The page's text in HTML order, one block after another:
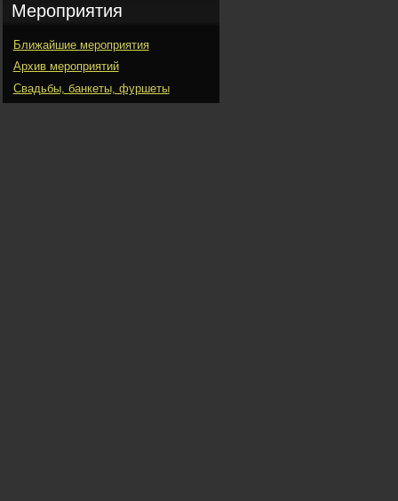
Мероприятия
Ближайшие мероприятия
Архив мероприятий
Свадьбы, банкеты, фуршеты